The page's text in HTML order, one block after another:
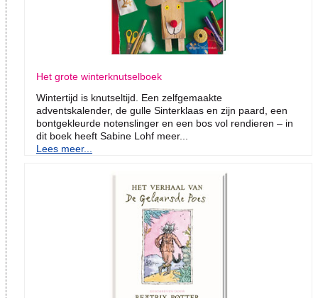
Het grote winterknutselboek
Wintertijd is knutseltijd. Een zelfgemaakte
adventskalender, de gulle Sinterklaas en zijn paard, een
bontgekleurde notenslinger en een bos vol rendieren – in
dit boek heeft Sabine Lohf meer...
Lees meer...